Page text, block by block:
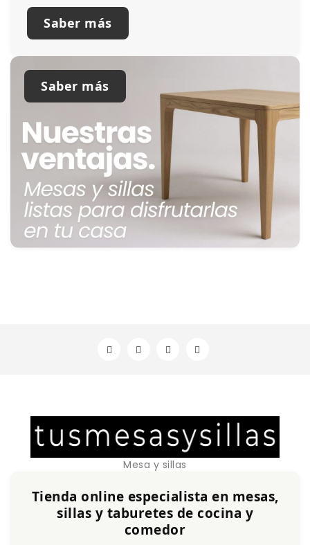
Saber más
Saber más
Mesa y sillas
Tienda online especialista en mesas,
sillas y taburetes de cocina y
comedor